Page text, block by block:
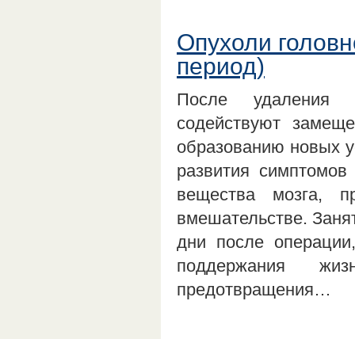
Опухоли
период)
После удаления
содействуют
образованию новых
развития
вещества мозга,
вмешательстве.
дни после
поддержания
предотвращения…